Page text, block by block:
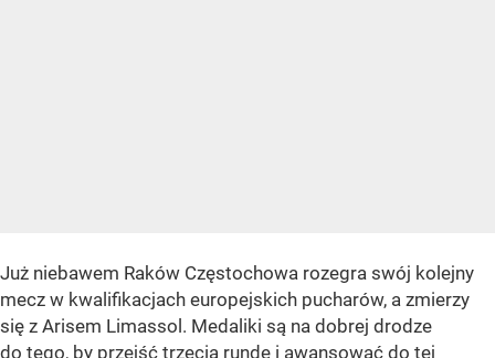
Już niebawem Raków Częstochowa rozegra swój kolejny
mecz w kwalifikacjach europejskich pucharów, a zmierzy
się z Arisem Limassol. Medaliki są na dobrej drodze
do tego, by przejść trzecią rundę i awansować do tej